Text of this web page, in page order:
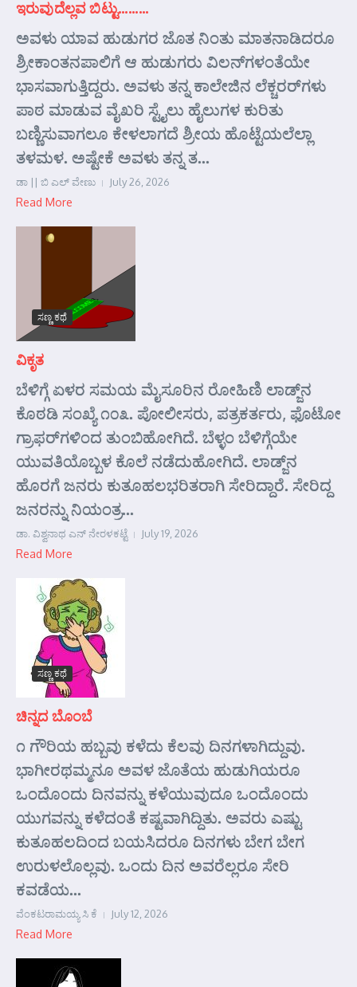
ಇರುವುದೆಲ್ಲವ ಬಿಟ್ಟು………
ಅವಳು ಯಾವ ಹುಡುಗರ ಜೊತ ನಿಂತು ಮಾತನಾಡಿದರೂ
ಶ್ರೀಕಾಂತನಪಾಲಿಗೆ ಆ ಹುಡುಗರು ವಿಲನ್‌ಗಳಂತೆಯೇ
ಭಾಸವಾಗುತ್ತಿದ್ದರು. ಅವಳು ತನ್ನ ಕಾಲೇಜಿನ ಲೆಕ್ಚರರ್‌ಗಳು
ಪಾಠ ಮಾಡುವ ವೈಖರಿ ಸ್ಟೈಲು ಹೈಲುಗಳ ಕುರಿತು
ಬಣ್ಣಿಸುವಾಗಲೂ ಕೇಳಲಾಗದೆ ಶ್ರೀಯ ಹೊಟ್ಟೆಯಲೆಲ್ಲಾ
ತಳಮಳ. ಅಷ್ಟೇಕೆ ಅವಳು ತನ್ನ ತ...
ಡಾ || ಬಿ ಎಲ್ ವೇಣು July 26, 2026
Read More
ಸಣ್ಣ ಕಥೆ
ವಿಕೃತ
ಬೆಳಿಗ್ಗೆ ಏಳರ ಸಮಯ ಮೈಸೂರಿನ ರೋಹಿಣಿ ಲಾಡ್ಜ್‌ನ
ಕೊಠಡಿ ಸಂಖ್ಯೆ ೧೦೩. ಪೋಲೀಸರು, ಪತ್ರಕರ್ತರು, ಫೊಟೋ
ಗ್ರಾಫರ್‌ಗಳಿಂದ ತುಂಬಿಹೋಗಿದೆ. ಬೆಳ್ಳಂ ಬೆಳಿಗ್ಗೆಯೇ
ಯುವತಿಯೊಬ್ಬಳ ಕೊಲೆ ನಡೆದುಹೋಗಿದೆ. ಲಾಡ್ಜ್‌ನ
ಹೊರಗೆ ಜನರು ಕುತೂಹಲಭರಿತರಾಗಿ ಸೇರಿದ್ದಾರೆ. ಸೇರಿದ್ದ
ಜನರನ್ನು ನಿಯಂತ್ರ...
ಡಾ. ವಿಶ್ವನಾಥ ಎನ್ ನೇರಳಕಟ್ಟೆ July 19, 2026
Read More
ಸಣ್ಣ ಕಥೆ
ಚಿನ್ನದ ಬೊಂಬೆ
೧ ಗೌರಿಯ ಹಬ್ಬವು ಕಳೆದು ಕೆಲವು ದಿನಗಳಾಗಿದ್ದುವು.
ಭಾಗೀರಥಮ್ಮನೂ ಅವಳ ಜೊತೆಯ ಹುಡುಗಿಯರೂ
ಒಂದೊಂದು ದಿನವನ್ನು ಕಳೆಯುವುದೂ ಒಂದೊಂದು
ಯುಗವನ್ನು ಕಳೆದಂತೆ ಕಷ್ಟವಾಗಿದ್ದಿತು. ಅವರು ಎಷ್ಟು
ಕುತೂಹಲದಿಂದ ಬಯಸಿದರೂ ದಿನಗಳು ಬೇಗ ಬೇಗ
ಉರುಳಲೊಲ್ಲವು. ಒಂದು ದಿನ ಅವರೆಲ್ಲರೂ ಸೇರಿ
ಕವಡೆಯ...
ವೆಂಕಟರಾಮಯ್ಯ ಸಿ ಕೆ July 12, 2026
Read More